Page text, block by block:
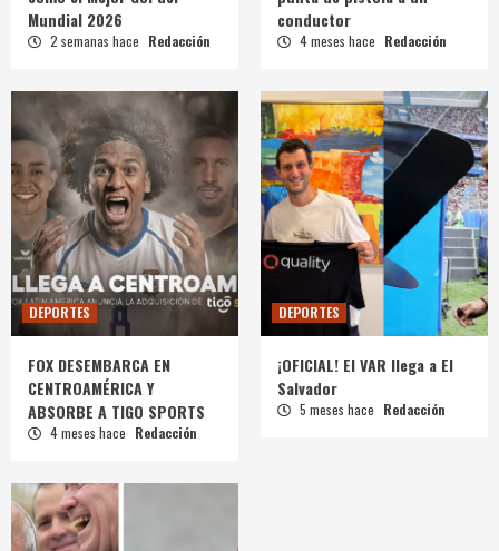
Mundial 2026
2 semanas hace Redacción
conductor
4 meses hace Redacción
DEPORTES
FOX DESEMBARCA EN
CENTROAMÉRICA Y
ABSORBE A TIGO SPORTS
4 meses hace Redacción
DEPORTES
¡OFICIAL! El VAR llega a El
Salvador
5 meses hace Redacción